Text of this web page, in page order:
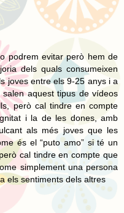
podrem evitar però hem de
dels quals consumeixen
joves entre els 9-25 anys i a
aquest tipus de vídeos
però cal tindre en compte
i la de les dones, amb
als més joves que les
és el “puto amo” si té un
cal tindre en compte que
simplement una persona
els sentiments dels altres